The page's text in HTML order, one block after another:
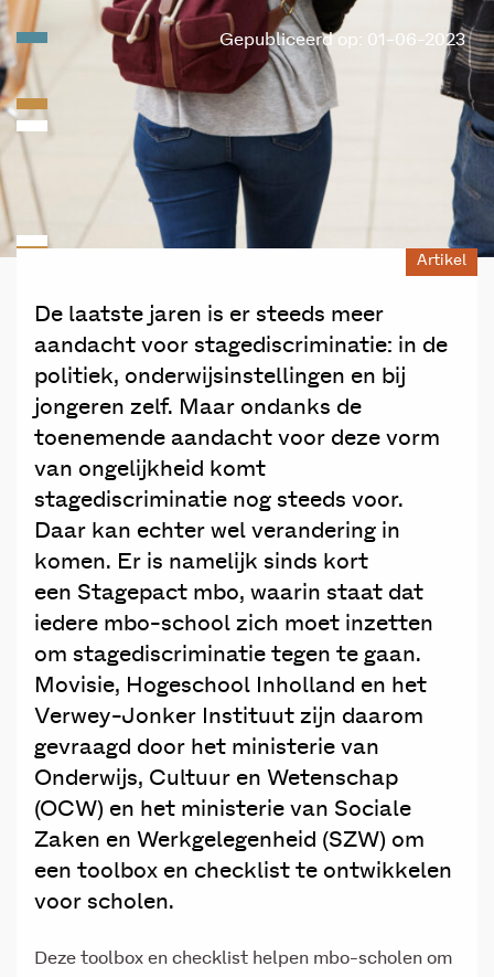
Gepubliceerd op: 01-06-2023
Artikel
De laatste jaren is er steeds meer
aandacht voor stagediscriminatie: in de
politiek, onderwijsinstellingen en bij
jongeren zelf. Maar ondanks de
toenemende aandacht voor deze vorm
van ongelijkheid komt
stagediscriminatie nog steeds voor.
Daar kan echter wel verandering in
komen. Er is namelijk sinds kort
een Stagepact mbo, waarin staat dat
iedere mbo-school zich moet inzetten
om stagediscriminatie tegen te gaan.
Movisie, Hogeschool Inholland en het
Verwey-Jonker Instituut zijn daarom
gevraagd door het ministerie van
Onderwijs, Cultuur en Wetenschap
(OCW) en het ministerie van Sociale
Zaken en Werkgelegenheid (SZW) om
een toolbox en checklist te ontwikkelen
voor scholen.
Deze toolbox en checklist helpen mbo-scholen om